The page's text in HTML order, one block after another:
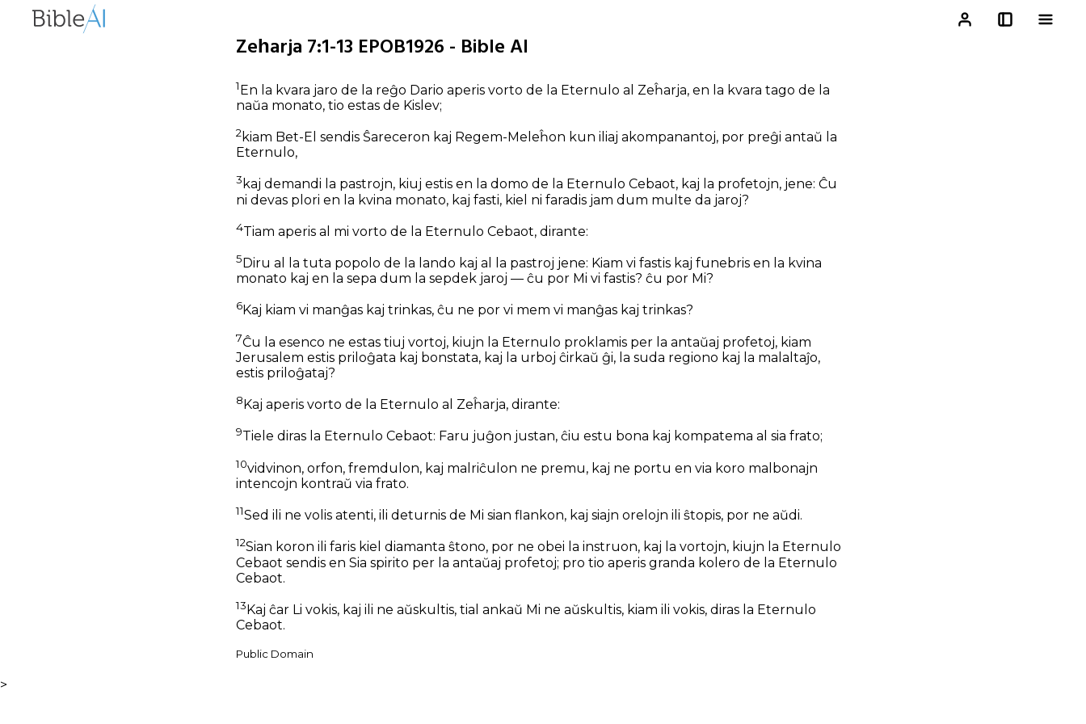
Zeĥarja 7:1-13 EPOB1926 - Bible AI
1En la kvara jaro de la reĝo Dario aperis vorto de la Eternulo al Zeĥarja, en la kvara tago de la
naŭa monato, tio estas de Kislev;
2 kiam Bet-El sendis Ŝareceron kaj Regem-Meleĥon kun iliaj akompanantoj, por preĝi antaŭ la
Eternulo,
3 kaj demandi la pastrojn, kiuj estis en la domo de la Eternulo Cebaot, kaj la profetojn, jene: Ĉu
ni devas plori en la kvina monato, kaj fasti, kiel ni faradis jam dum multe da jaroj?
4Tiam aperis al mi vorto de la Eternulo Cebaot, dirante:
5 Diru al la tuta popolo de la lando kaj al la pastroj jene: Kiam vi fastis kaj funebris en la kvina
monato kaj en la sepa dum la sepdek jaroj — ĉu por Mi vi fastis? ĉu por Mi?
6Kaj kiam vi manĝas kaj trinkas, ĉu ne por vi mem vi manĝas kaj trinkas?
7Ĉu la esenco ne estas tiuj vortoj, kiujn la Eternulo proklamis per la antaŭaj profetoj, kiam
Jerusalem estis priloĝata kaj bonstata, kaj la urboj ĉirkaŭ ĝi, la suda regiono kaj la malaltaĵo,
estis priloĝataj?
8 Kaj aperis vorto de la Eternulo al Zeĥarja, dirante:
9Tiele diras la Eternulo Cebaot: Faru juĝon justan, ĉiu estu bona kaj kompatema al sia frato;
10vidvinon, orfon, fremdulon, kaj malriĉulon ne premu, kaj ne portu en via koro malbonajn
intencojn kontraŭ via frato.
11Sed ili ne volis atenti, ili deturnis de Mi sian flankon, kaj siajn orelojn ili ŝtopis, por ne aŭdi.
12Sian koron ili faris kiel diamanta ŝtono, por ne obei la instruon, kaj la vortojn, kiujn la Eternulo
Cebaot sendis en Sia spirito per la antaŭaj profetoj; pro tio aperis granda kolero de la Eternulo
Cebaot.
13Kaj ĉar Li vokis, kaj ili ne aŭskultis, tial ankaŭ Mi ne aŭskultis, kiam ili vokis, diras la Eternulo
Cebaot.
Public Domain
>